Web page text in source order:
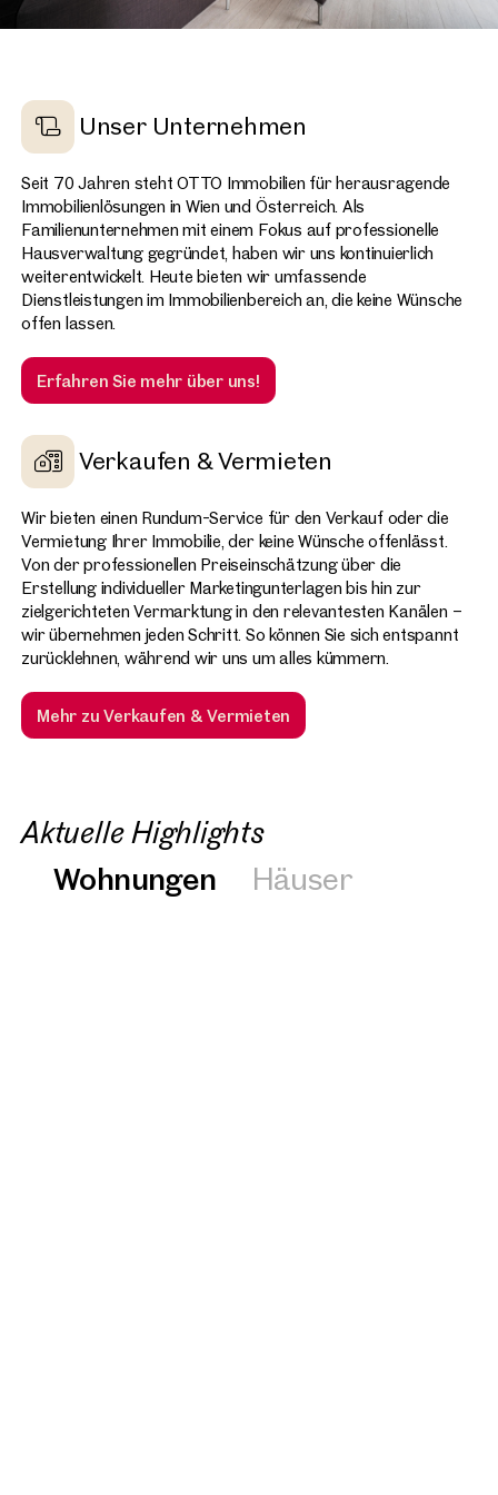
Unser Unternehmen
Seit 70 Jahren steht OTTO Immobilien für herausragende
Immobilienlösungen in Wien und Österreich. Als
Familienunternehmen mit einem Fokus auf professionelle
Hausverwaltung gegründet, haben wir uns kontinuierlich
weiterentwickelt. Heute bieten wir umfassende
Dienstleistungen im Immobilienbereich an, die keine Wünsche
offen lassen.
Erfahren Sie mehr über uns!
Verkaufen & Vermieten
Wir bieten einen Rundum-Service für den Verkauf oder die
Vermietung Ihrer Immobilie, der keine Wünsche offenlässt.
Von der professionellen Preiseinschätzung über die
Erstellung individueller Marketingunterlagen bis hin zur
zielgerichteten Vermarktung in den relevantesten Kanälen –
wir übernehmen jeden Schritt. So können Sie sich entspannt
zurücklehnen, während wir uns um alles kümmern.
Mehr zu Verkaufen & Vermieten
Aktuelle Highlights
Wohnungen Häuser